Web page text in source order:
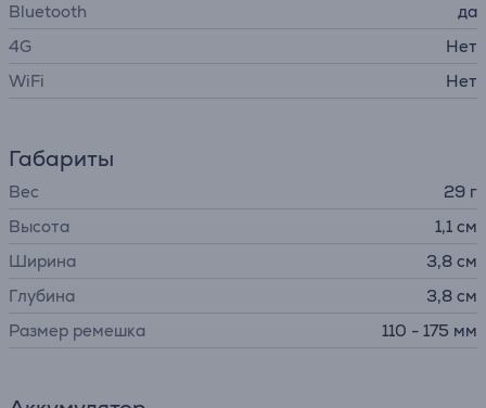
Bluetooth
да
4G
Нет
WiFi
Нет
Габариты
Вес
29 г
Высота
1,1 см
Ширина
3,8 см
Глубина
3,8 см
Размер ремешка
110 - 175 мм